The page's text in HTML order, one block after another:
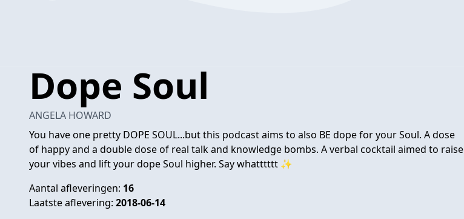
Dope Soul
ANGELA HOWARD
You have one pretty DOPE SOUL...but this podcast aims to also BE dope for your Soul. A dose
of happy and a double dose of real talk and knowledge bombs. A verbal cocktail aimed to raise
your vibes and lift your dope Soul higher. Say whatttttt ✨
Aantal afleveringen: 16
Laatste aflevering: 2018-06-14